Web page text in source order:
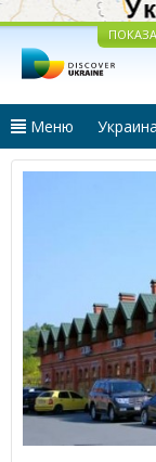
Меню Украина